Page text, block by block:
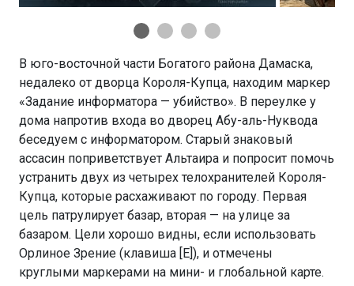
В юго-восточной части Богатого района Дамаска,
недалеко от дворца Короля-Купца, находим маркер
«Задание информатора — убийство». В переулке у
дома напротив входа во дворец Абу-аль-Нуквода
беседуем с информатором. Старый знаковый
ассасин поприветствует Альтаира и попросит помочь
устранить двух из четырех телохранителей Короля-
Купца, которые расхаживают по городу. Первая
цель патрулирует базар, вторая — на улице за
базаром. Цели хорошо видны, если использовать
Орлиное Зрение (клавиша [E]), и отмечены
круглыми маркерами на мини- и глобальной карте.